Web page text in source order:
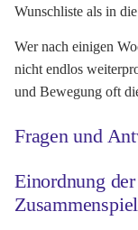
Wunschliste als in
Wer nach einigen
nicht endlos
und Bewegung oft
Fragen und
Einordnung